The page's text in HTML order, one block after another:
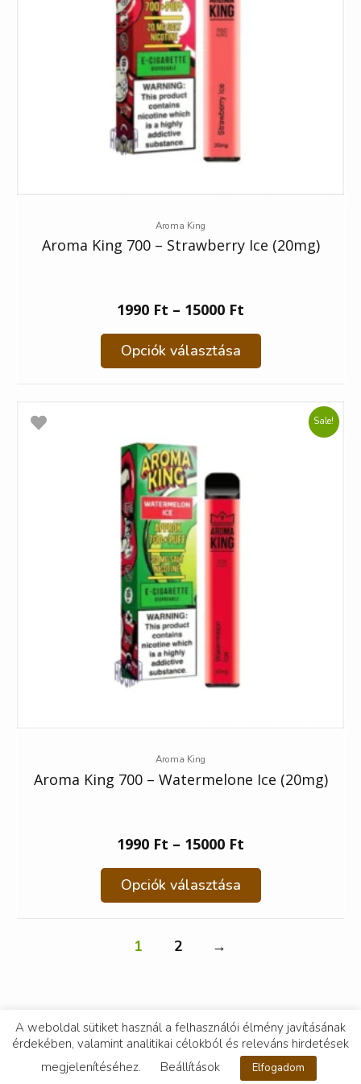
Aroma King
Aroma King 700 – Strawberry Ice (20mg)
1990 Ft – 15000 Ft
Opciók választása
Sale!
Aroma King
Aroma King 700 – Watermelone Ice (20mg)
1990 Ft – 15000 Ft
Opciók választása
1 2 →
A weboldal sütiket használ a felhasználói élmény javításának
érdekében, valamint analitikai célokból és releváns hirdetések
megjelenítéséhez.
Beállítások Elfogadom